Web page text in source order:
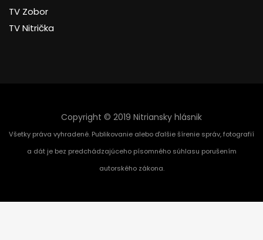
TV Zobor
TV Nitrička
Copyright © 2019 Nitriansky hlásnik
Všetky práva vyhradené. Publikovanie alebo ďalšie šírenie správ, fotografií
a dát je bez predchádzajúceho písomného súhlasu porušením
autorského zákona.